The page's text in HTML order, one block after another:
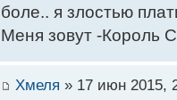
боле.. я злостью
Меня зовут -Король
Хмеля » 17 июн 2015,